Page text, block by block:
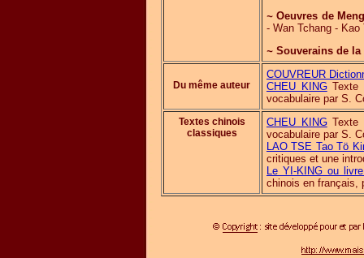
~ Oeuvres de
- Wan Tchang -
~ Souverains de la
Du même auteur
COUVREUR
CHEU KINGTexte
vocabulaire par S.
Textes chinois
classiques
CHEU KINGTexte
vocabulaire par S.
LAO TSE Tao Tö
critiques et une
Le YI-KING ou
chinois en français,